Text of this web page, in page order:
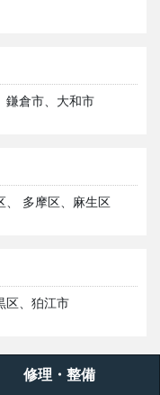
鎌倉市、大和市
、 多摩区、麻生区
区、狛江市
修理・整備